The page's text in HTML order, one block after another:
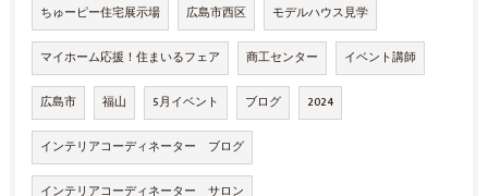
ちゅーピー住宅展示場 広島市西区 モデルハウス見学
マイホーム応援！住まいるフェア 商工センター イベント講師
広島市 福山 5月イベント ブログ 2024
インテリアコーディネーター ブログ
インテリアコーディネーター サロン